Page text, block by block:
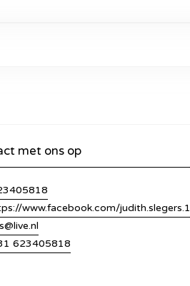
met ons op
www.facebook.com/judith.slegers.1
623405818